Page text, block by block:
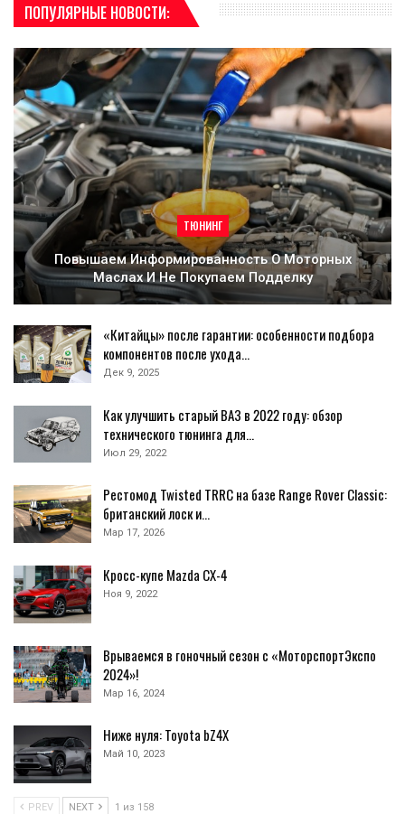
ПОПУЛЯРНЫЕ НОВОСТИ:
ТЮНИНГ
Повышаем Информированность О Моторных
Маслах И Не Покупаем Подделку
«Китайцы» после гарантии: особенности подбора
компонентов после ухода…
Дек 9, 2025
Как улучшить старый ВАЗ в 2022 году: обзор
технического тюнинга для…
Июл 29, 2022
Рестомод Twisted TRRC на базе Range Rover Classic:
британский лоск и…
Мар 17, 2026
Кросс-купе Mazda CX-4
Ноя 9, 2022
Врываемся в гоночный сезон с «МоторспортЭкспо
2024»!
Мар 16, 2024
Ниже нуля: Toyota bZ4X
Май 10, 2023
PREV NEXT 1 из 158